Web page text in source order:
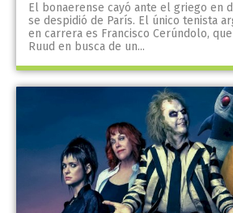
El bonaerense cayó ante el griego en
se despidió de París. El único tenista
en carrera es Francisco Cerúndolo,
Ruud en busca de un...